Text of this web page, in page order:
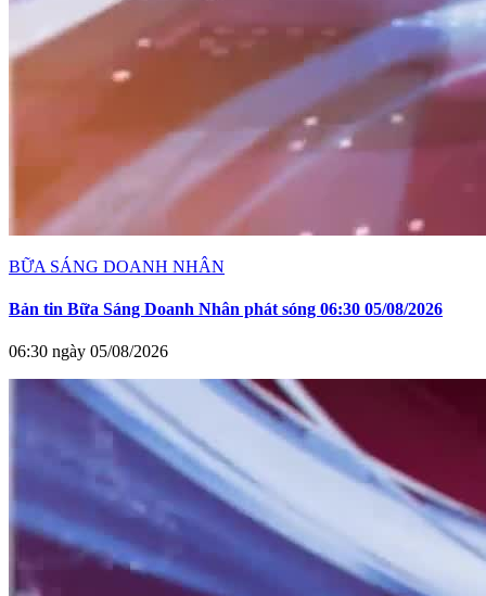
BỮA SÁNG DOANH NHÂN
Bản tin Bữa Sáng Doanh Nhân phát sóng 06:30 05/08/2026
06:30 ngày 05/08/2026